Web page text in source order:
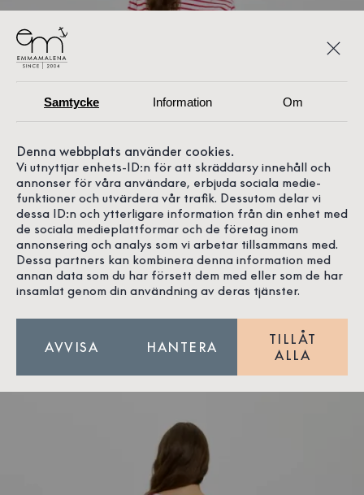
Samtycke Information Om
Denna webbplats använder cookies.
Vi utnyttjar enhets-ID:n för att skräddarsy innehåll och
annonser för våra användare, erbjuda sociala medie-
funktioner och utvärdera vår trafik. Dessutom delar vi
dessa ID:n och ytterligare information från din enhet med
de sociala medieplattformar och de företag inom
annonsering och analys som vi arbetar tillsammans med.
Dessa partners kan kombinera denna information med
annan data som du har försett dem med eller som de har
insamlat genom din användning av deras tjänster.
AVVISA HANTERA
TILLÅT
ALLA